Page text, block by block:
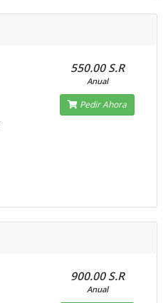
550.00 S.R
Anual
Pedir Ahora
900.00 S.R
Anual